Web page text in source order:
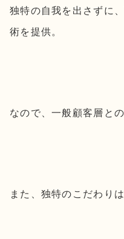
独特の自我を出さずに
術を提供。
なので、一般顧客層と
また、独特のこだわりは